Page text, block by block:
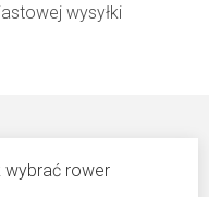
wysyłki
wybrać rower